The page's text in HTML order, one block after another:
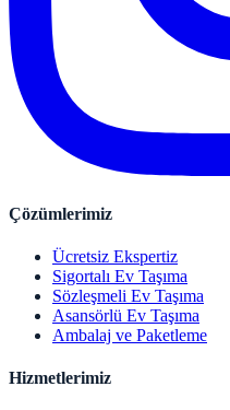
Çözümlerimiz
Ücretsiz Ekspertiz
Sigortalı Ev Taşıma
Sözleşmeli Ev Taşıma
Asansörlü Ev Taşıma
Ambalaj ve Paketleme
Hizmetlerimiz